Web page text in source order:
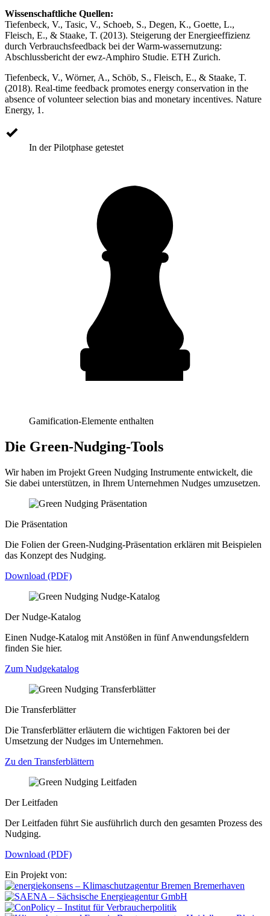
Wissenschaftliche Quellen:
Tiefenbeck, V., Tasic, V., Schoeb, S., Degen, K., Goette, L.,
Fleisch, E., & Staake, T. (2013). Steigerung der Energieeffizienz
durch Verbrauchsfeedback bei der Warm-wassernutzung:
Abschlussbericht der ewz-Amphiro Studie. ETH Zurich.
Tiefenbeck, V., Wörner, A., Schöb, S., Fleisch, E., & Staake, T.
(2018). Real-time feedback promotes energy conservation in the
absence of volunteer selection bias and monetary incentives. Nature
Energy, 1.
In der Pilotphase getestet
Gamification-Elemente enthalten
Die Green-Nudging-Tools
Wir haben im Projekt Green Nudging Instrumente entwickelt, die
Sie dabei unterstützen, in Ihrem Unternehmen Nudges umzusetzen.
Die Präsentation
Die Folien der Green-Nudging-Präsentation erklären mit Beispielen
das Konzept des Nudging.
Download (PDF)
Der Nudge-Katalog
Einen Nudge-Katalog mit Anstößen in fünf Anwendungsfeldern
finden Sie hier.
Zum Nudgekatalog
Die Transferblätter
Die Transferblätter erläutern die wichtigen Faktoren bei der
Umsetzung der Nudges im Unternehmen.
Zu den Transferblättern
Der Leitfaden
Der Leitfaden führt Sie ausführlich durch den gesamten Prozess des
Nudging.
Download (PDF)
Ein Projekt von: